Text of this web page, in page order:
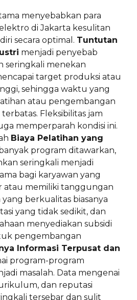
menyebabkan para
di Jakarta kesulitan
secara optimal. Tuntutan
menjadi penyebab
seringkali menekan
target produksi atau
sehingga waktu yang
atau pengembangan
Fleksibilitas jam
memperparah kondisi ini.
Biaya Pelatihan yang
program ditawarkan,
seringkali menjadi
bagi karyawan yang
atau memiliki tanggungan
berkualitas biasanya
yang tidak sedikit, dan
menyediakan subsidi
pengembangan
Informasi Terpusat dan
program-program
masalah. Data mengenai
dan reputasi
tersebar dan sulit